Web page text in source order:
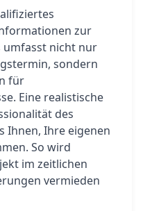
zur
umfasst nicht nur
sondern
für
Eine realistische
des
Ihnen, Ihre eigenen
So wird
im zeitlichen
vermieden